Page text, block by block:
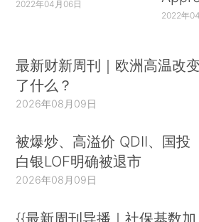
2022年04月06日
2022年
最新财新周刊｜欧洲高温改
了什么？
2026年08月09日
被爆炒、高溢价 QDII、国投
白银LOF明确被退市
2026年08月09日
{{最新周刊导播｜社保基数加